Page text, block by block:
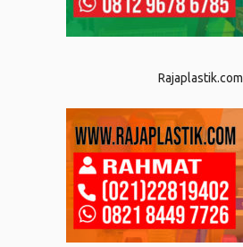
Rajaplastik.com